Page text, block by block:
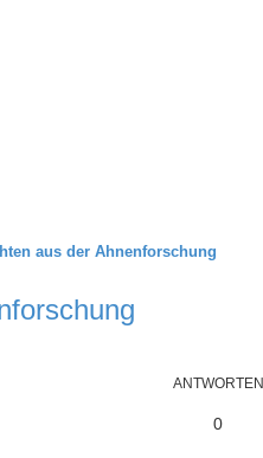
aus der Ahnenforschung
ANTWORTEN
0